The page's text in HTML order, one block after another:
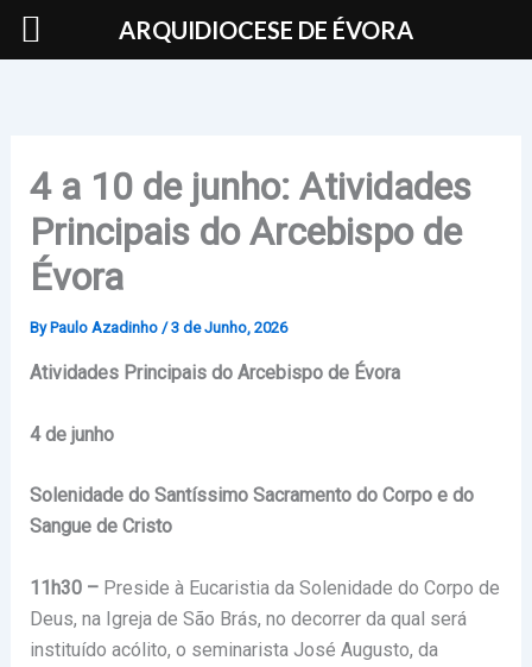
Skip
4 a 10 de junho: Atividades
Principais do Arcebispo de
Évora
By Paulo Azadinho /3 de Junho, 2026
Atividades Principais do Arcebispo de Évora
4 de junho
Solenidade do Santíssimo Sacramento do Corpo e do
Sangue de Cristo
11h30 –Preside à Eucaristia da Solenidade do Corpo de
Deus, na Igreja de São Brás, no decorrer da qual será
instituído acólito, o seminarista José Augusto, da
ARQUIDIOCESE DE ÉVORA